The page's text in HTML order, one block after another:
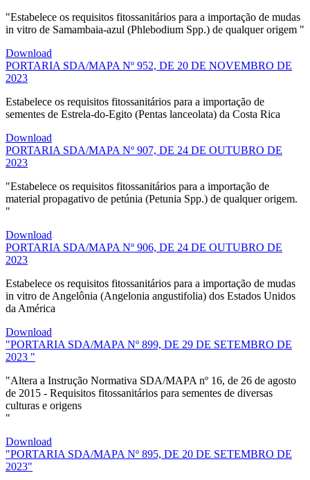
"Estabelece os requisitos fitossanitários para a importação de mudas
in vitro de Samambaia-azul (Phlebodium Spp.) de qualquer origem "
Download
PORTARIA SDA/MAPA Nº 952, DE 20 DE NOVEMBRO DE
2023
Estabelece os requisitos fitossanitários para a importação de
sementes de Estrela-do-Egito (Pentas lanceolata) da Costa Rica
Download
PORTARIA SDA/MAPA Nº 907, DE 24 DE OUTUBRO DE
2023
"Estabelece os requisitos fitossanitários para a importação de
material propagativo de petúnia (Petunia Spp.) de qualquer origem.
"
Download
PORTARIA SDA/MAPA Nº 906, DE 24 DE OUTUBRO DE
2023
Estabelece os requisitos fitossanitários para a importação de mudas
in vitro de Angelônia (Angelonia angustifolia) dos Estados Unidos
da América
Download
"PORTARIA SDA/MAPA Nº 899, DE 29 DE SETEMBRO DE
2023 "
"Altera a Instrução Normativa SDA/MAPA nº 16, de 26 de agosto
de 2015 - Requisitos fitossanitários para sementes de diversas
culturas e origens
"
Download
"PORTARIA SDA/MAPA Nº 895, DE 20 DE SETEMBRO DE
2023"